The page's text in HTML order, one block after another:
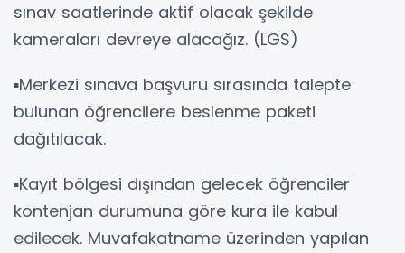
sınav saatlerinde aktif olacak şekilde
kameraları devreye alacağız. (LGS)
▪️Merkezi sınava başvuru sırasında talepte
bulunan öğrencilere beslenme paketi
dağıtılacak.
▪️Kayıt bölgesi dışından gelecek öğrenciler
kontenjan durumuna göre kura ile kabul
edilecek. Muvafakatname üzerinden yapılan